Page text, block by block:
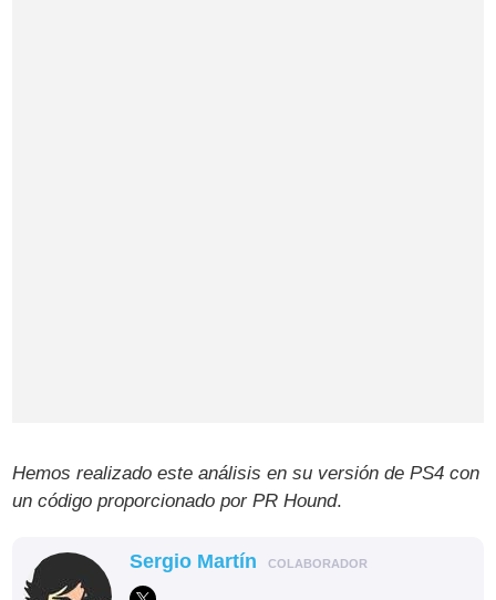
Hemos realizado este análisis en su versión de PS4 con
un código proporcionado por PR Hound.
Sergio Martín COLABORADOR